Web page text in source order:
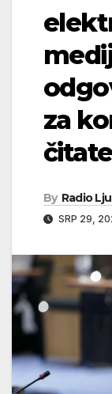
za
By Radio
SRP 29,